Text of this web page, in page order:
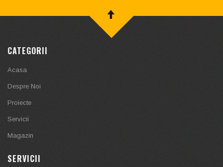
CATEGORII
Acasa
Despre Noi
Proiecte
Servicii
Magazin
SERVICII